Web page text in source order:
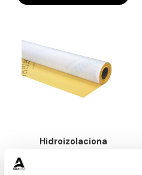
DRAIN 15cm. vertikalni
17.417,00 RSD / kom